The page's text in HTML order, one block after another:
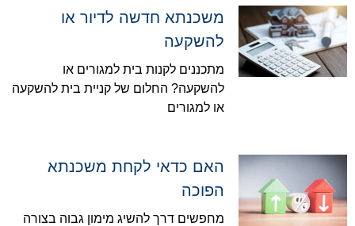
משכנתא חדשה לדיור או
להשקעה
מתכננים לקנות בית למגורים או
להשקעה? החלום של קניית בית להשקעה
או למגורים
האם כדאי לקחת משכנתא
הפוכה
מחפשים דרך להשיג מימון גבוה בצורה